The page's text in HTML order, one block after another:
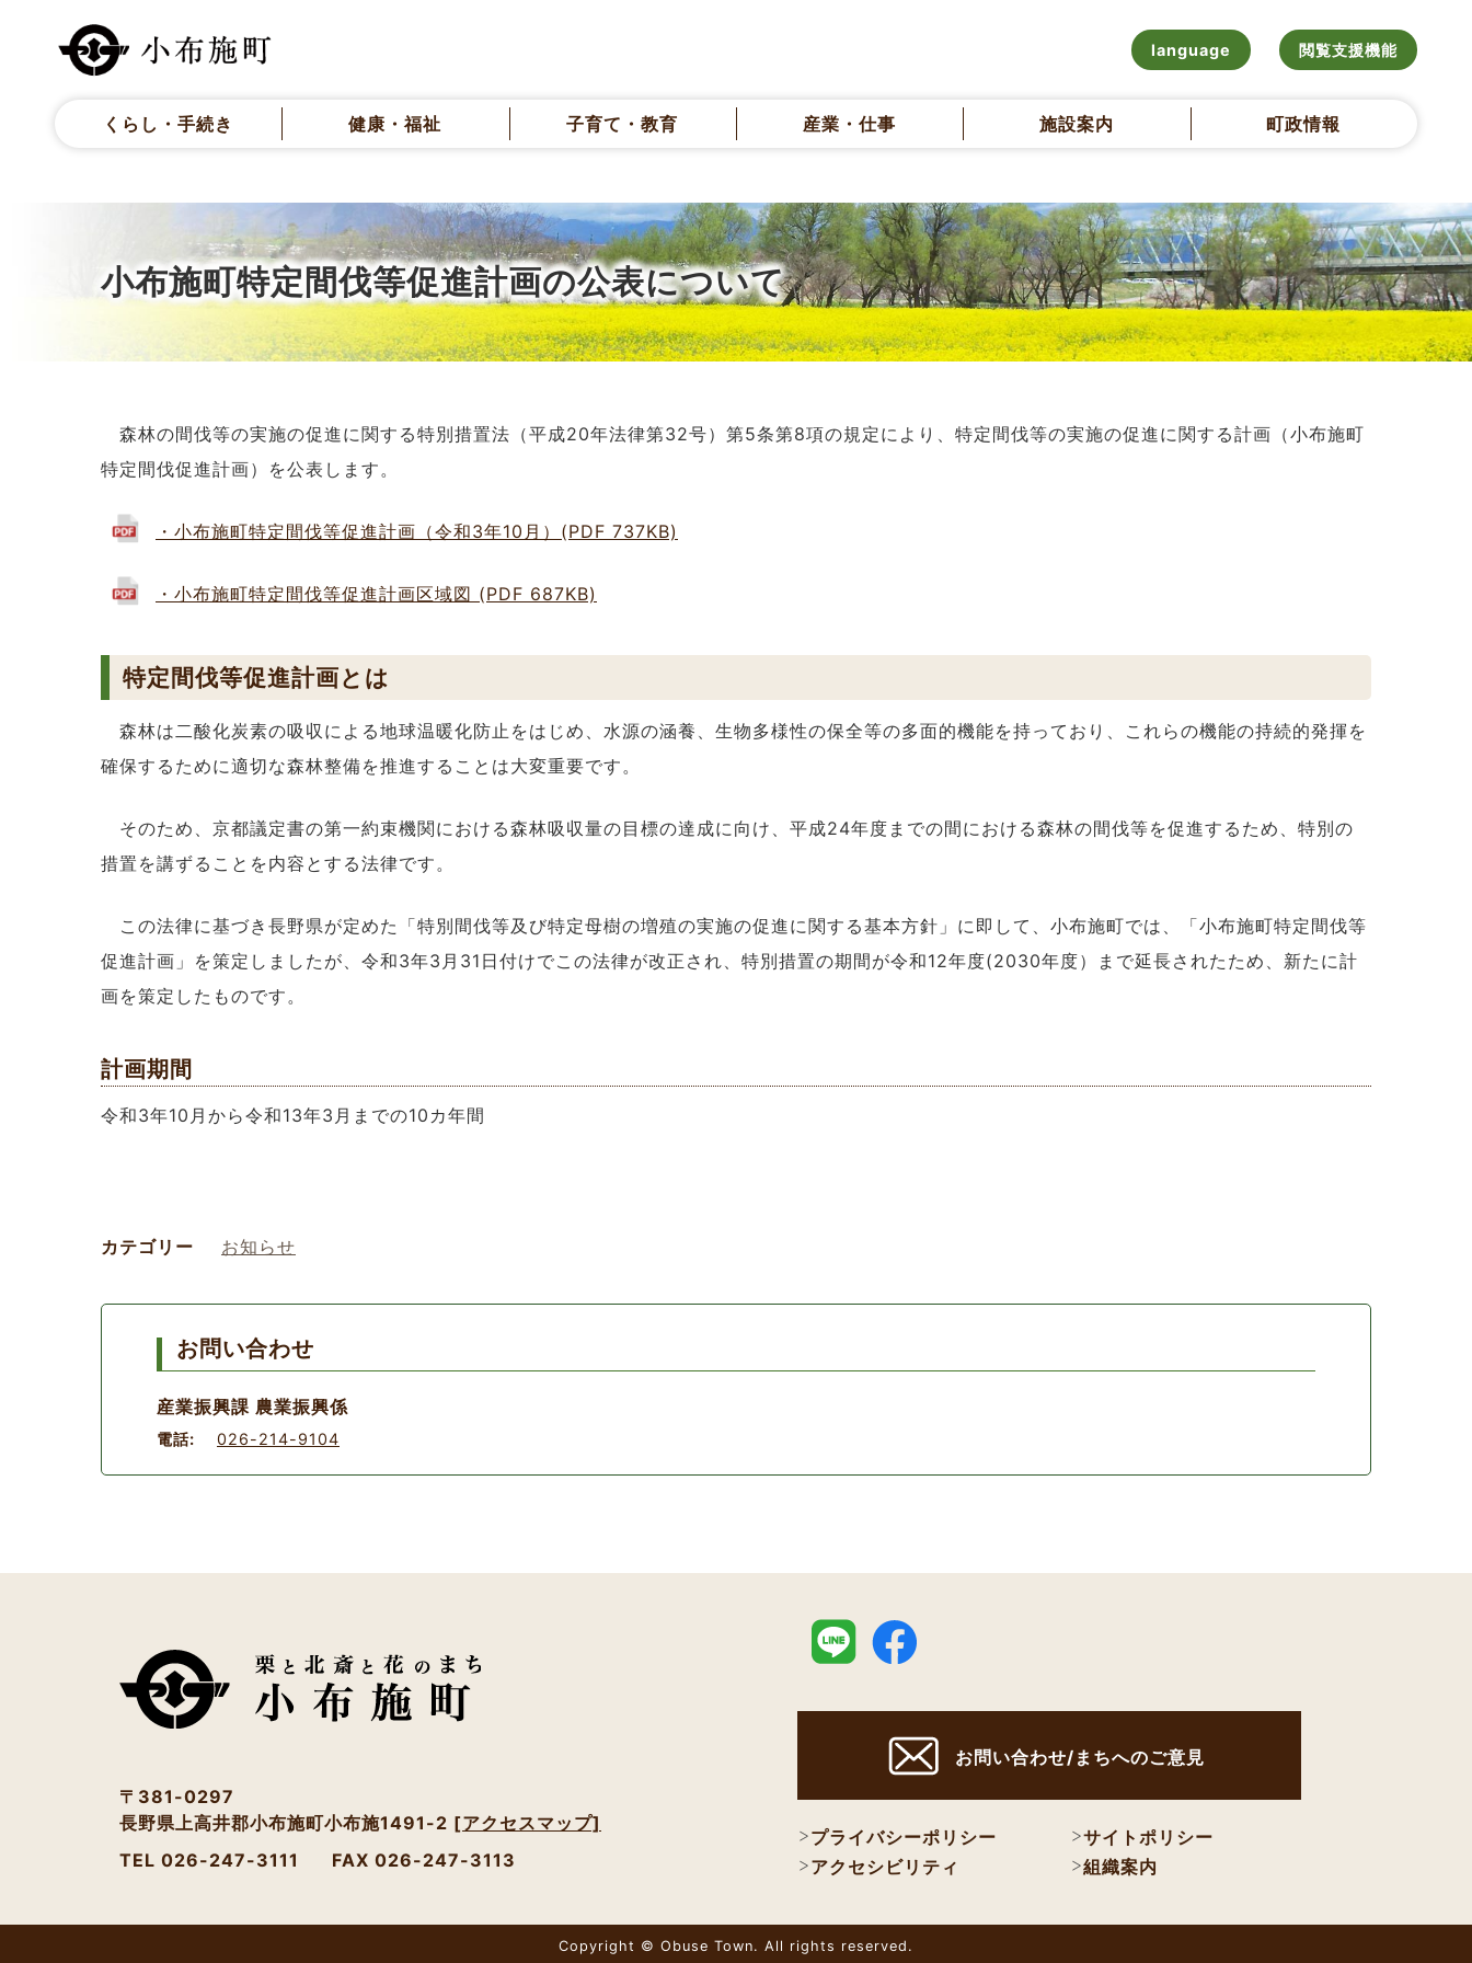
language 閲覧支援機能
くらし・手続き 健康・福祉 子育て・教育 産業・仕事 施設案内 町政情報
小布施町特定間伐等促進計画の公表について
森林の間伐等の実施の促進に関する特別措置法（平成20年法律第32号）第5条第8項の規定により、特定間伐等の実施の促進に関する計画（小布施町
特定間伐促進計画）を公表します。
・小布施町特定間伐等促進計画（令和3年10月）(PDF 737KB)
・小布施町特定間伐等促進計画区域図 (PDF 687KB)
特定間伐等促進計画とは
森林は二酸化炭素の吸収による地球温暖化防止をはじめ、水源の涵養、生物多様性の保全等の多面的機能を持っており、これらの機能の持続的発揮を
確保するために適切な森林整備を推進することは大変重要です。
そのため、京都議定書の第一約束機関における森林吸収量の目標の達成に向け、平成24年度までの間における森林の間伐等を促進するため、特別の
措置を講ずることを内容とする法律です。
この法律に基づき長野県が定めた「特別間伐等及び特定母樹の増殖の実施の促進に関する基本方針」に即して、小布施町では、「小布施町特定間伐等
促進計画」を策定しましたが、令和3年3月31日付けでこの法律が改正され、特別措置の期間が令和12年度(2030年度）まで延長されたため、新たに計
画を策定したものです。
計画期間
令和3年10月から令和13年3月までの10カ年間
カテゴリー お知らせ
お問い合わせ
産業振興課 農業振興係
電話: 026-214-9104
〒381-0297
長野県上高井郡小布施町小布施1491-2 [アクセスマップ]
TEL 026-247-3111
FAX 026-247-3113
お問い合わせ/まちへのご意見
プライバシーポリシー
サイトポリシー
アクセシビリティ
組織案内
Copyright © Obuse Town. All rights reserved.